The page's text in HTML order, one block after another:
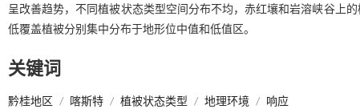
呈改善趋势，不同植被状态类型空间分布不均，赤红壤和岩溶峡谷上
低覆盖植被分别集中分布于地形位中值和低值区。
关键词
黔桂地区 / 喀斯特 / 植被状态类型 / 地理环境 / 响应